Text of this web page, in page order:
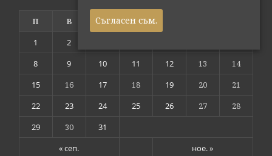
П В С Ч
« сеп. ное. »
1 2
8
9 10 11 12 13
14
15
16 17 18 19 20
21
22
23 24 25 26 27
28
29
30 31
Съгласен съм.